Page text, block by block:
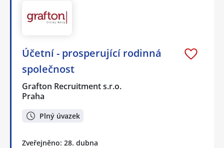
Účetní - prosperující rodinná
společnost
Grafton Recruitment s.r.o.
Praha
Plný úvazek
Zveřejněno: 28. dubna